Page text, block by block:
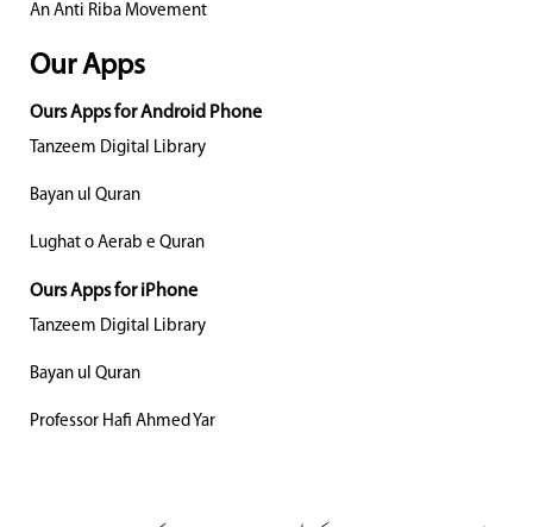
An Anti Riba Movement
Our Apps
Ours Apps for Android Phone
Tanzeem Digital Library
Bayan ul Quran
Lughat o Aerab e Quran
Ours Apps for iPhone
Tanzeem Digital Library
Bayan ul Quran
Professor Hafi Ahmed Yar